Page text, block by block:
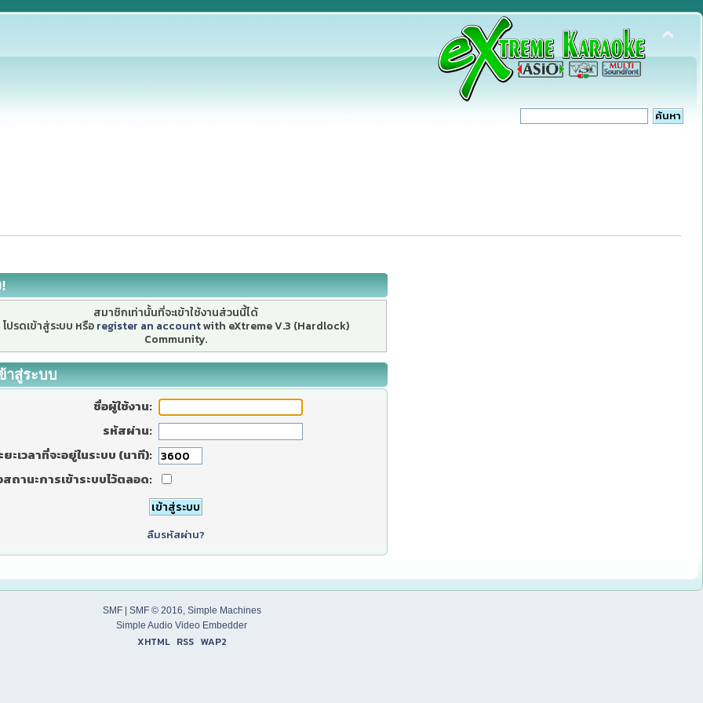
สมาชิกเท่านั้นที่จะเข้าใช้งานส่วนนี้ได้
โปรดเข้าสู่ระบบ หรือ register an accountwith eXtreme V.3 (Hardlock)
Community.
าสู่ระบบ
ชื่อผู้ใช้งาน:
รหัสผ่าน:
ยะเวลาที่จะอยู่ในระบบ (นาที):
สถานะการเข้าระบบไว้ตลอด:
ลืมรหัสผ่าน?
SMF| SMF © 2016, Simple Machines
Simple Audio Video Embedder
XHTML RSS WAP2